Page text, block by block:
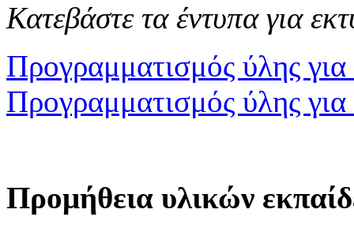
Κατεβάστε τα έντυπα για
Προγραμματισμός ύλης
Προγραμματισμός ύλης για
Προμήθεια υλικών